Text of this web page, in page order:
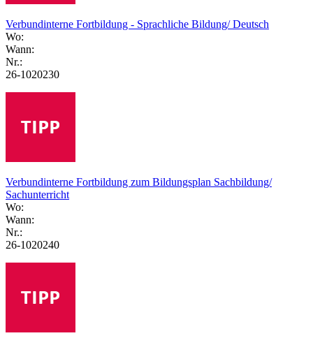
Verbundinterne Fortbildung - Sprachliche Bildung/ Deutsch
Wo:
Wann:
Nr.:
26-1020230
Verbundinterne Fortbildung zum Bildungsplan Sachbildung/
Sachunterricht
Wo:
Wann:
Nr.:
26-1020240